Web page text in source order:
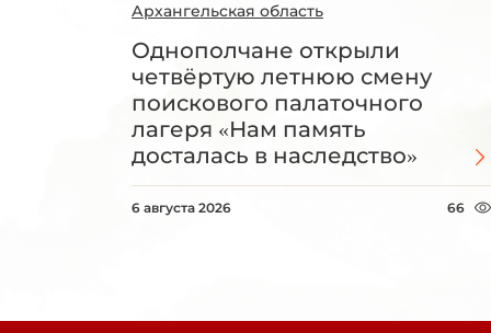
Архангельская область
Однополчане открыли
четвёртую летнюю смену
поискового палаточного
лагеря «Нам память
досталась в наследство»
6 августа 2026 66